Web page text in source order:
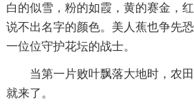
白的似雪，粉的如霞，黄的赛金，
说不出名字的颜色。美人蕉也争先
一位位守护花坛的战士。
当第一片败叶飘落大地时，农
就来了。